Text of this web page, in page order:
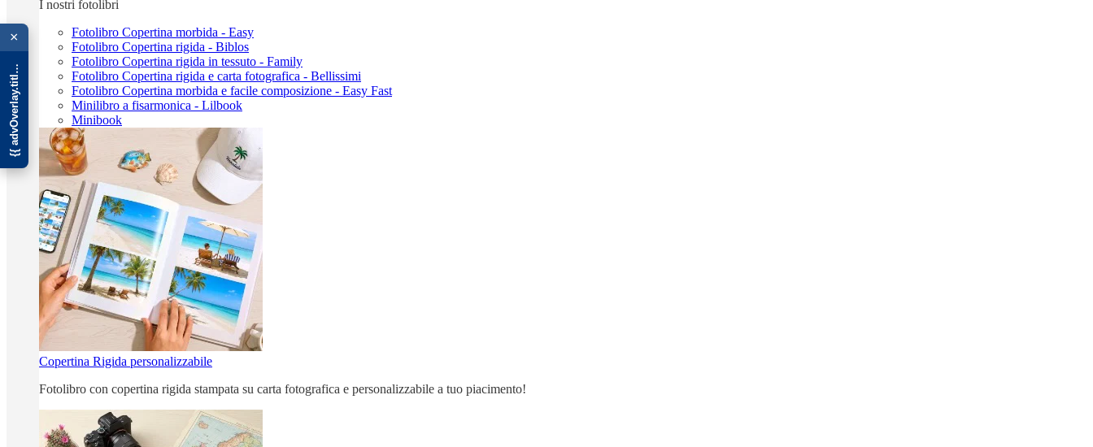
I nostri fotolibri
Fotolibro Copertina morbida - Easy
Fotolibro Copertina rigida - Biblos
Fotolibro Copertina rigida in tessuto - Family
Fotolibro Copertina rigida e carta fotografica - Bellissimi
Fotolibro Copertina morbida e facile composizione - Easy Fast
Minilibro a fisarmonica - Lilbook
Minibook
Copertina Rigida personalizzabile
Fotolibro con copertina rigida stampata su carta fotografica e personalizzabile a tuo piacimento!
×
{{ advOverlay.title || 'Promo' }}